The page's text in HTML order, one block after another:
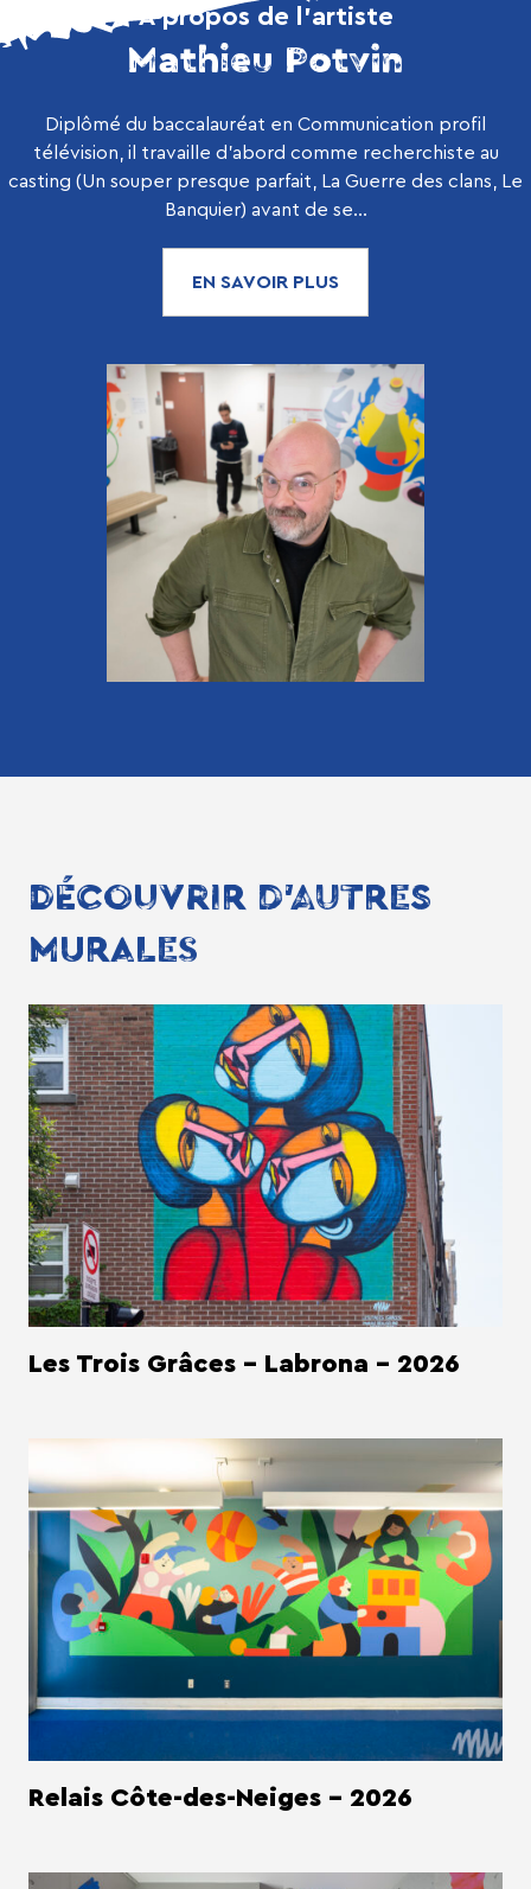
À propos de l’artiste
Mathieu Potvin
Diplômé du baccalauréat en Communication profil
télévision, il travaille d’abord comme recherchiste au
casting (Un souper presque parfait, La Guerre des clans, Le
Banquier) avant de se...
EN SAVOIR PLUS
DÉCOUVRIR D'AUTRES
MURALES
Les Trois Grâces - Labrona - 2026
Relais Côte-des-Neiges - 2026